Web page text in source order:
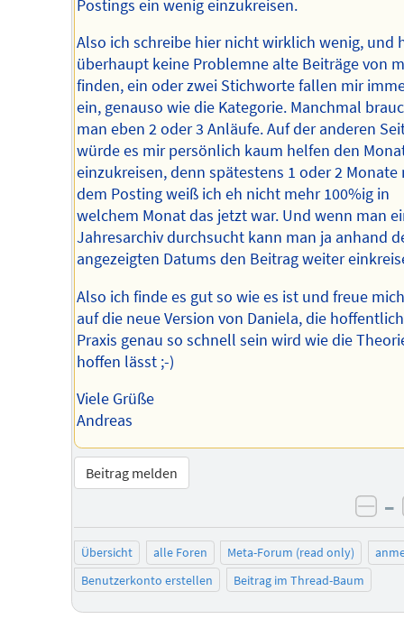
Postings ein wenig einzukreisen.
Also ich schreibe hier nicht wirklich wenig, und
überhaupt keine Problemne alte Beiträge von
finden, ein oder zwei Stichworte fallen mir
ein, genauso wie die Kategorie. Manchmal
man eben 2 oder 3 Anläufe. Auf der anderen
würde es mir persönlich kaum helfen den
einzukreisen, denn spätestens 1 oder 2 Monate
dem Posting weiß ich eh nicht mehr 100%ig in
welchem Monat das jetzt war. Und wenn man
Jahresarchiv durchsucht kann man ja anhand
angezeigten Datums den Beitrag weiter
Also ich finde es gut so wie es ist und freue
auf die neue Version von Daniela, die
Praxis genau so schnell sein wird wie die
hoffen lässt ;-)
Viele Grüße
Andreas
Beitrag melden
–
Übersicht alle Foren Meta-Forum (read only)
Benutzerkonto erstellen
Beitrag im Thread-Baum